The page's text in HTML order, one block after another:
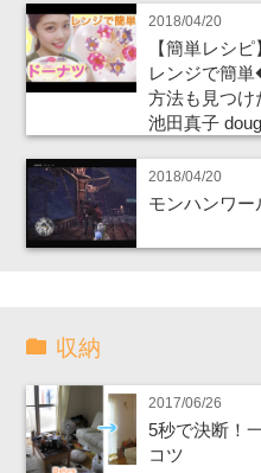
2018/04/20
【簡単レシ
レンジで簡
方法も見つ
池田真子
2018/04/20
モンハンワ
収納
2017/06/26
5秒で決断！
コツ